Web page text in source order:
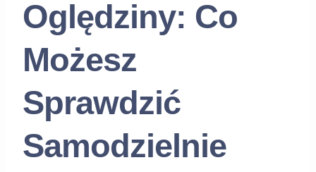
Oględziny: Co
Możesz
Sprawdzić
Samodzielnie